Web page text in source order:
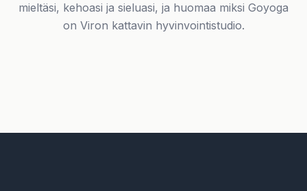
mieltäsi, kehoasi ja sieluasi, ja huomaa miksi Goyoga
on Viron kattavin hyvinvointistudio.